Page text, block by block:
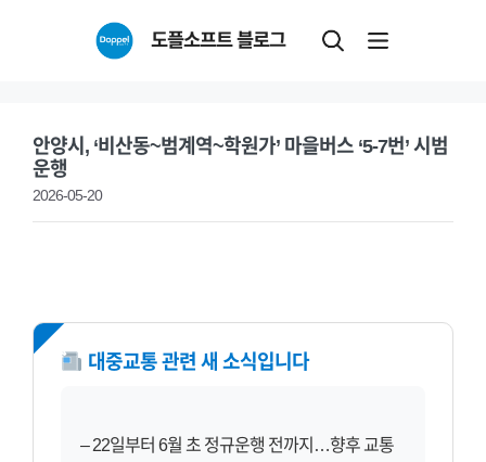
도플소프트 블로그
안양시, ‘비산동~범계역~학원가’ 마을버스 ‘5-7번’ 시범
운행
2026-05-20
NEW 대중교통 관련 새 소식입니다
– 22일부터 6월 초 정규운행 전까지…향후 교통